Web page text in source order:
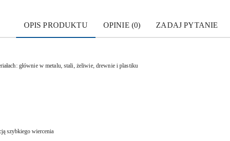
OPIS PRODUKTU OPINIE (0) ZADAJ PYTANIE
głównie w metalu, stali, żeliwie, drewnie i plastiku
szybkiego wiercenia